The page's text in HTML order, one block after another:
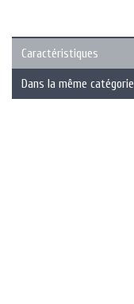
Caractéristiques
Dans la même catégorie